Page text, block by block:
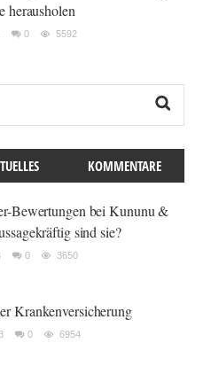
herausholen
0 5592
KOMMENTARE
Bewertungen bei Kununu &
sind sie?
0 3650
Krankenversicherung
0 6954